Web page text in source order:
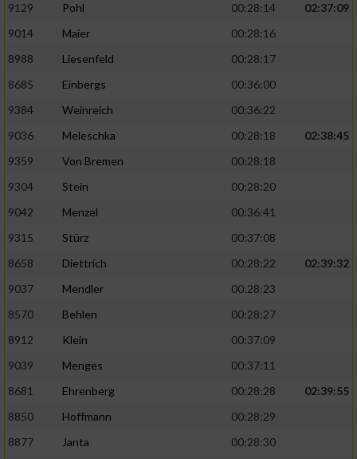
9129
Pohl 00:28:14
02:37:09
9014
Maier
00:28:16
8988
Liesenfeld
00:28:17
8685
Einbergs
00:36:00
9384
Weinreich
00:36:22
9036
Meleschka 00:28:18
02:38:45
9359
Von Bremen
00:28:18
9304
Stein
00:28:20
9042
Menzel
00:36:41
9315
Stürz
00:37:08
8658
Diettrich 00:28:22
02:39:32
9037
Mendler
00:28:23
8570
Behlen
00:28:27
8912
Klein
00:37:09
9039
Menges
00:37:11
8681
Ehrenberg 00:28:28
02:39:55
8850
Hoffmann
00:28:29
8877
Janta 00:28:30